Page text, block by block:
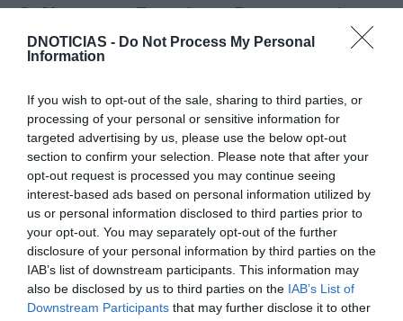
DNOTICIAS - Do Not Process My Personal
Information
If you wish to opt-out of the sale, sharing to third parties, or
processing of your personal or sensitive information for
targeted advertising by us, please use the below opt-out
section to confirm your selection. Please note that after your
opt-out request is processed you may continue seeing
interest-based ads based on personal information utilized by
us or personal information disclosed to third parties prior to
your opt-out. You may separately opt-out of the further
disclosure of your personal information by third parties on the
IAB’s list of downstream participants. This information may
also be disclosed by us to third parties on the IAB’s List of
Downstream Participants that may further disclose it to other
Os Vouchers de Experiências Pestana estão à
venda no site doPestana Hotel Groupem
www.pestana.com
nas receções dos Hotéis e Pousadas.
Estes quatrovouchers-presente Pestanasão
ofertas válidas para duas pessoas e contam com
um ano de validade após a data de compra. Como
benefício adicional, os vouchers podem também
ser convertidos num desconto igual ao seu valor,
no total de uma estadia nos hotéis Pestana Hotel
Group.